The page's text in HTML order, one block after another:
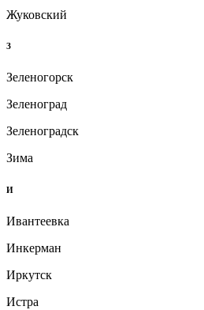
Жуковский
З
Зеленогорск
Зеленоград
Зеленоградск
Зима
И
Ивантеевка
Инкерман
Иркутск
Истра